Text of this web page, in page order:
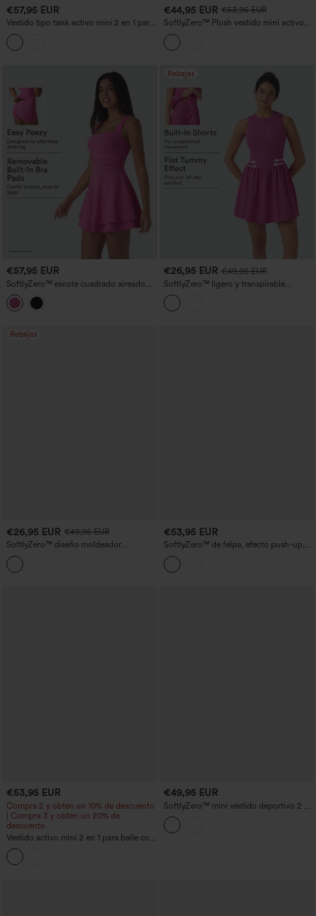
€57,95 EUR
Vestido tipo tank activo mini 2 en 1 para
tenis con cuello Henley acanalado,
sujetador integrado y bolsillos —
Edición Easy Peezy
€44,95 EUR €53,95 EUR
SoftlyZero™ Plush vestido mini activo
de yoga con hombros descubiertos,
fruncido, 2 en 1 con sujetador integrado
y bolsillos - Easy Peezy
€57,95 EUR
SoftlyZero™ escote cuadrado aireado
con sujetador integrado, sin mangas,
vestido activo mini para yoga 2-en-1 a
capas InstantCool con bolsillos —
Rebajas
€26,95 EUR €49,95 EUR
SoftlyZero™ ligero y transpirable
SoCinched con media cremallera,
vestido activo mini de tenis sin mangas
con shorts moldeadores para el
Rebajas
€26,95 EUR €49,95 EUR
SoftlyZero™ diseño moldeador
abdominal ventilado, conjunto de 2
piezas, minivestido deportivo Cool-
Touch con bolsillo
€53,95 EUR
SoftlyZero™ de felpa, efecto push-up,
con tirantes ajustables cruzados, sin
espalda, sujetador integrado; vestido
activo de baile, copas D–F — Edición
€53,95 EUR
Compra 2 y obtén un 10% de descuento
| Compra 3 y obtén un 20% de
descuento
Vestido activo mini 2 en 1 para baile con
sujetador integrado, estampado floral
pequeño y bolsillos - Edición Easy
Peezy
€49,95 EUR
SoftlyZero™ mini vestido deportivo 2 en
1 para yoga de felpa (plush) con escote
en V, sujetador integrado, lazo lateral y
bolsillos — Edición Easy Peezy